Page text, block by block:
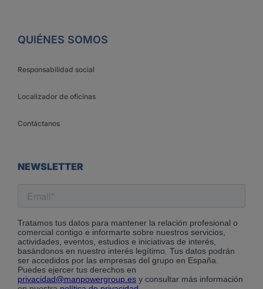
QUIÉNES SOMOS
Responsabilidad social
Localizador de oficinas
Contáctanos
NEWSLETTER